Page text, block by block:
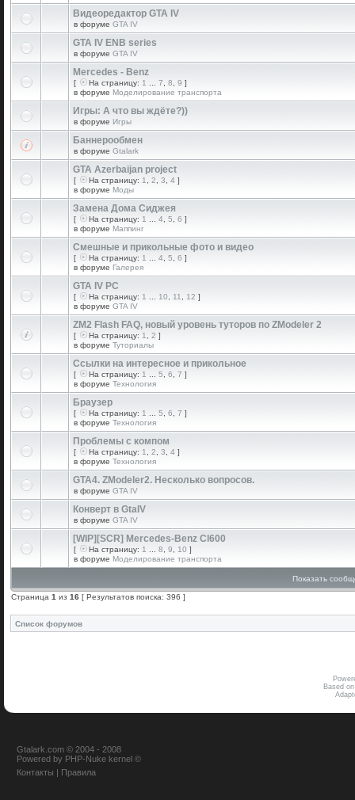
Видеоредактор GTA IV
в форуме GTA IV
GTA IV ENB series
в форуме GTA IV
Mercedes - Benz
[ На страницу: 1 7 8 9 ]
в форуме Моделирование транспорта
Игры: А что вы ждёте?))
в форуме Игры
Баннерообмен
в форуме Gtalark
GTA Azerbaijan project
[ На страницу: 1 2 3 4 ]
в форуме Моды
Замена Дома Сиджея
[ На страницу: 1 4 5 6 ]
в форуме Маппинг
Смешные и прикольные фото и видео
[ На страницу: 1 4 5 6 ]
в форуме Галерея
GTA IV PC
[ На страницу: 1 10 11 12 ]
в форуме GTA IV
ZM2 Flash FAQ, новый уровень туторов по ZModeler 2
[ На страницу: 1 2 ]
в форуме Туториалы
Ссылки на интересное и прикольное
[ На страницу: 1 5 6 7 ]
в форуме Технология
Браузер
[ На страницу: 1 5 6 7 ]
в форуме Технология
Проблемы с компом
[ На страницу: 1 2 3 4 ]
в форуме Технология
GTA4. ZModeler2. Несколько вопросов.
в форуме GTA IV
Конверт в GtaIV
в форуме GTA IV
[WIP][SCR] Mercedes-Benz Cl600
[ На страницу: 1 8 9 10 ]
в форуме Моделирование транспорта
Показать
Страница 1 из 16 [ Результатов поиска: 396 ]
Список форумов
Based
Gtalark.com © 2004 - 2008
Powered by PHP-Nuke kernel ©
Контакты | Правила